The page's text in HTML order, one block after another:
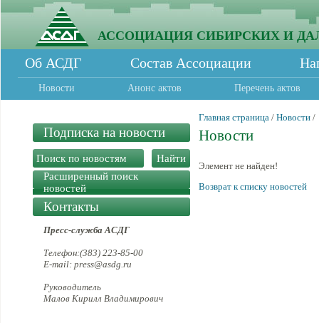
АССОЦИАЦИЯ СИБИРСКИХ И
Об АСДГ Состав Ассоциации
Новости Анонс актов Перечень актов
Подписка на новости
Расширенный поиск
новостей
Контакты
Пресс-служба АСДГ
Телефон:(383) 223-85-00
E-mail: press@asdg.ru
Руководитель
Малов Кирилл Владимирович
Главная страница / Новости /
Новости
Элемент не найден!
Возврат к списку новостей